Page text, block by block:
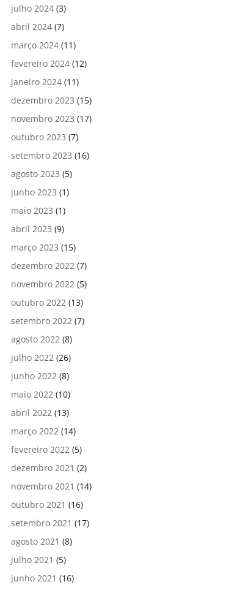
julho 2024 (3)
abril 2024 (7)
março 2024 (11)
fevereiro 2024 (12)
janeiro 2024 (11)
dezembro 2023 (15)
novembro 2023 (17)
outubro 2023 (7)
setembro 2023 (16)
agosto 2023 (5)
junho 2023 (1)
maio 2023 (1)
abril 2023 (9)
março 2023 (15)
dezembro 2022 (7)
novembro 2022 (5)
outubro 2022 (13)
setembro 2022 (7)
agosto 2022 (8)
julho 2022 (26)
junho 2022 (8)
maio 2022 (10)
abril 2022 (13)
março 2022 (14)
fevereiro 2022 (5)
dezembro 2021 (2)
novembro 2021 (14)
outubro 2021 (16)
setembro 2021 (17)
agosto 2021 (8)
julho 2021 (5)
junho 2021 (16)